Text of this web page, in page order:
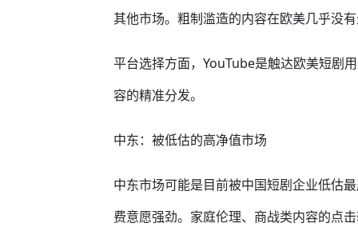
其他市场。粗制滥造的内容在欧美几乎没
平台选择方面，YouTube是触达欧美短剧
容的精准分发。
中东：被低估的高净值市场
中东市场可能是目前被中国短剧企业低估
费意愿强劲。家庭伦理、商战类内容的点